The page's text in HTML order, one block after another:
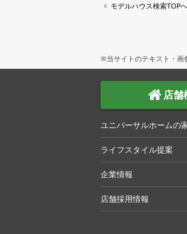
モデルハウス検索TOPへ
※当サイトのテキスト・画
店舗
ユニバーサルホームの
ライフスタイル提案
企業情報
店舗採用情報